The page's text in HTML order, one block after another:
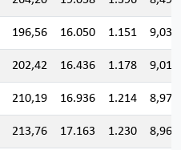
196,56 16.050 1.151 9,036
202,42 16.436 1.178 9,010
210,19 16.936 1.214 8,976
213,76 17.163 1.230 8,960